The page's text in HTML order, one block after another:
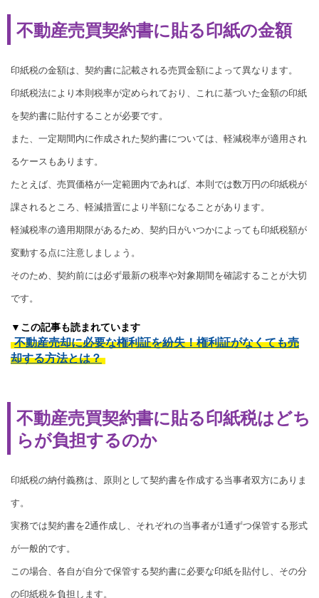
不動産売買契約書に貼る印紙の金額
印紙税の金額は、契約書に記載される売買金額によって異なります。
印紙税法により本則税率が定められており、これに基づいた金額の印紙
を契約書に貼付することが必要です。
また、一定期間内に作成された契約書については、軽減税率が適用され
るケースもあります。
たとえば、売買価格が一定範囲内であれば、本則では数万円の印紙税が
課されるところ、軽減措置により半額になることがあります。
軽減税率の適用期限があるため、契約日がいつかによっても印紙税額が
変動する点に注意しましょう。
そのため、契約前には必ず最新の税率や対象期間を確認することが大切
です。
▼この記事も読まれています
不動産売却に必要な権利証を紛失！権利証がなくても売
却する方法とは？
不動産売買契約書に貼る印紙税はどち
らが負担するのか
印紙税の納付義務は、原則として契約書を作成する当事者双方にありま
す。
実務では契約書を2通作成し、それぞれの当事者が1通ずつ保管する形式
が一般的です。
この場合、各自が自分で保管する契約書に必要な印紙を貼付し、その分
の印紙税を負担します。